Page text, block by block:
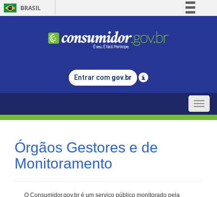
BRASIL
Comunica BR
Legislação
Entrar com gov.br
Toggle
Órgãos Gestores e de
Monitoramento
O Consumidor.gov.br é um serviço público monitorado pela